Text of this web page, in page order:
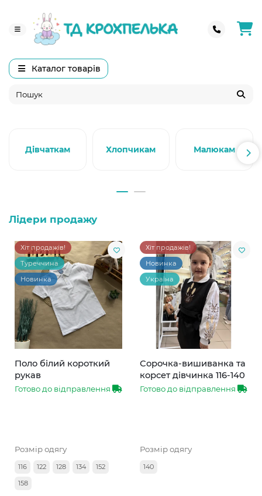
Каталог товарів
Дівчаткам Хлопчикам Малюкам
Лідери продажу
Хіт продажів!
Туреччина
Новинка
Поло білий короткий
рукав
Готово до відправлення
Розмір одягу
116 122 128 134
152
158
Хіт продажів!
Новинка
Україна
Сорочка-вишиванка та
корсет дівчинка 116-140
Готово до відправлення
Розмір одягу
140